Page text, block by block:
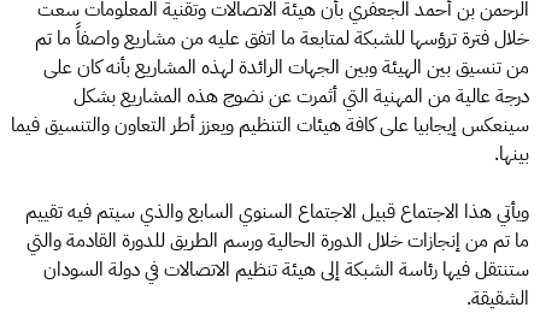
الرحمن بن أحمد الجعفري بأن هيئة الاتصالات وتقنية المعلومات سعت
خلال فترة ترؤسها للشبكة لمتابعة ما اتفق عليه من مشاريع واصفاً ما تم
من تنسيق بين الهيئة وبين الجهات الرائدة لهذه المشاريع بأنه كان على
درجة عالية من المهنية التي أثمرت عن نضوج هذه المشاريع بشكل
سينعكس إيجابيا على كافة هيئات التنظيم ويعزز أطر التعاون والتنسيق فيما
بينها.
ويأتي هذا الاجتماع قبيل الاجتماع السنوي السابع والذي سيتم فيه تقييم
ما تم من إنجازات خلال الدورة الحالية ورسم الطريق للدورة القادمة والتي
ستنتقل فيها رئاسة الشبكة إلى هيئة تنظيم الاتصالات في دولة السودان
الشقيقة.